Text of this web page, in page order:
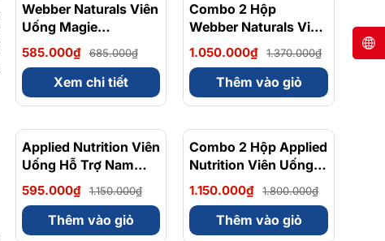
- 15%
Webber Naturals Viên
Uống Magie
Magnesium
Bisglycinate 200mg -
Chính Ngạch Canada,
Xuất VAT
585.000₫ 685.000₫
Xem chi tiết
Combo 2 Hộp
Webber Naturals Viên
Uống Magie Dễ Dàng
Hấp Làm Dịu Nhẹ Cho
Hệ Tiêu Hóa
Magnesium
Hộp 120 Viên
1.050.000₫ 1.370.000₫
Thêm vào giỏ
- 48%
Applied Nutrition Viên
Uống Hỗ Trợ Nam
Giới 120 viên - Chính
Ngạch Anh Quốc, Bán
Chạy
595.000₫ 1.150.000₫
Thêm vào giỏ
- 36%
Combo 2 Hộp Applied
Nutrition Viên Uống
Hỗ Trợ Nam Giới 120
viên
1.150.000₫ 1.800.000₫
Thêm vào giỏ